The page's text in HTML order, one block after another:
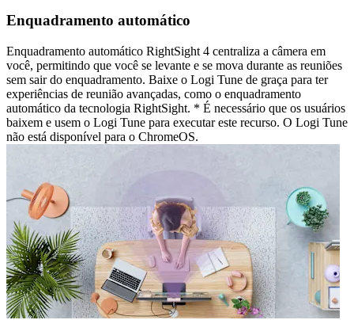
Enquadramento automático
Enquadramento automático RightSight 4 centraliza a câmera em
você, permitindo que você se levante e se mova durante as reuniões
sem sair do enquadramento. Baixe o Logi Tune de graça para ter
experiências de reunião avançadas, como o enquadramento
automático da tecnologia RightSight. * É necessário que os usuários
baixem e usem o Logi Tune para executar este recurso. O Logi Tune
não está disponível para o ChromeOS.